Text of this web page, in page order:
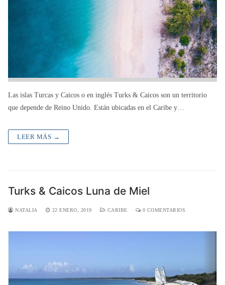
Las islas Turcas y Caicos o en inglés Turks & Caicos son un territorio
que depende de Reino Unido. Están ubicadas en el Caribe y…
LEER MÁS →
Turks & Caicos Luna de Miel
NATALIA 22 ENERO, 2019 CARIBE 0 COMENTARIOS